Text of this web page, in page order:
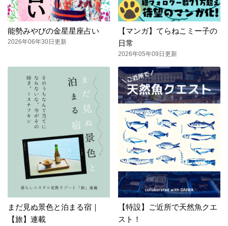
能勢みやびの金星星座占い
2026年06年30日更新
【マンガ】てらねこミー子の
日常
2026年05年09日更新
まだ見ぬ景色と泊まる宿｜
【旅】連載
【特設】ご近所で天然魚クエ
スト！